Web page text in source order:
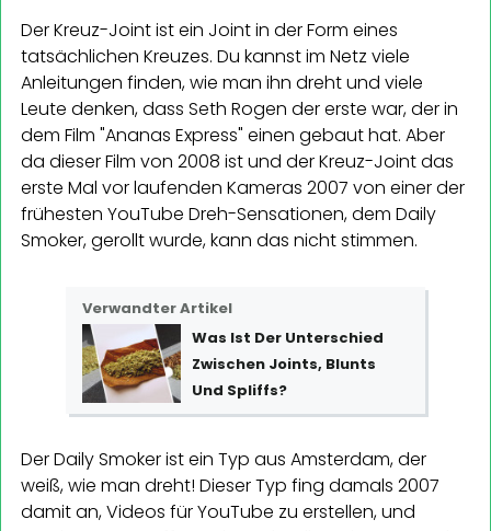
Der Kreuz-Joint ist ein Joint in der Form eines
tatsächlichen Kreuzes. Du kannst im Netz viele
Anleitungen finden, wie man ihn dreht und viele
Leute denken, dass Seth Rogen der erste war, der in
dem Film "Ananas Express" einen gebaut hat. Aber
da dieser Film von 2008 ist und der Kreuz-Joint das
erste Mal vor laufenden Kameras 2007 von einer der
frühesten YouTube Dreh-Sensationen, dem Daily
Smoker, gerollt wurde, kann das nicht stimmen.
Verwandter Artikel
Was Ist Der Unterschied
Zwischen Joints, Blunts
Und Spliffs?
Der Daily Smoker ist ein Typ aus Amsterdam, der
weiß, wie man dreht! Dieser Typ fing damals 2007
damit an, Videos für YouTube zu erstellen, und